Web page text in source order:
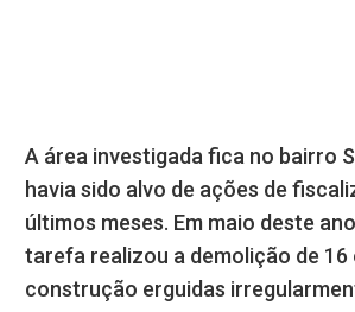
A área investigada fica no bairro
havia sido alvo de ações de
últimos meses. Em maio deste
tarefa realizou a demolição de
construção erguidas